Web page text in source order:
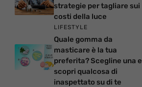
strategie per tagliare sui
costi della luce
LIFESTYLE
Quale gomma da
masticare è la tua
preferita? Scegline una e
scopri qualcosa di
inaspettato su di te